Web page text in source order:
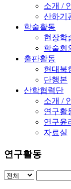
소개 /
산하기
학술활동
현장학
학술회
출판활동
현대북
단행본
산학협력단
소개 /
연구활
연구윤
자료실
연구활동